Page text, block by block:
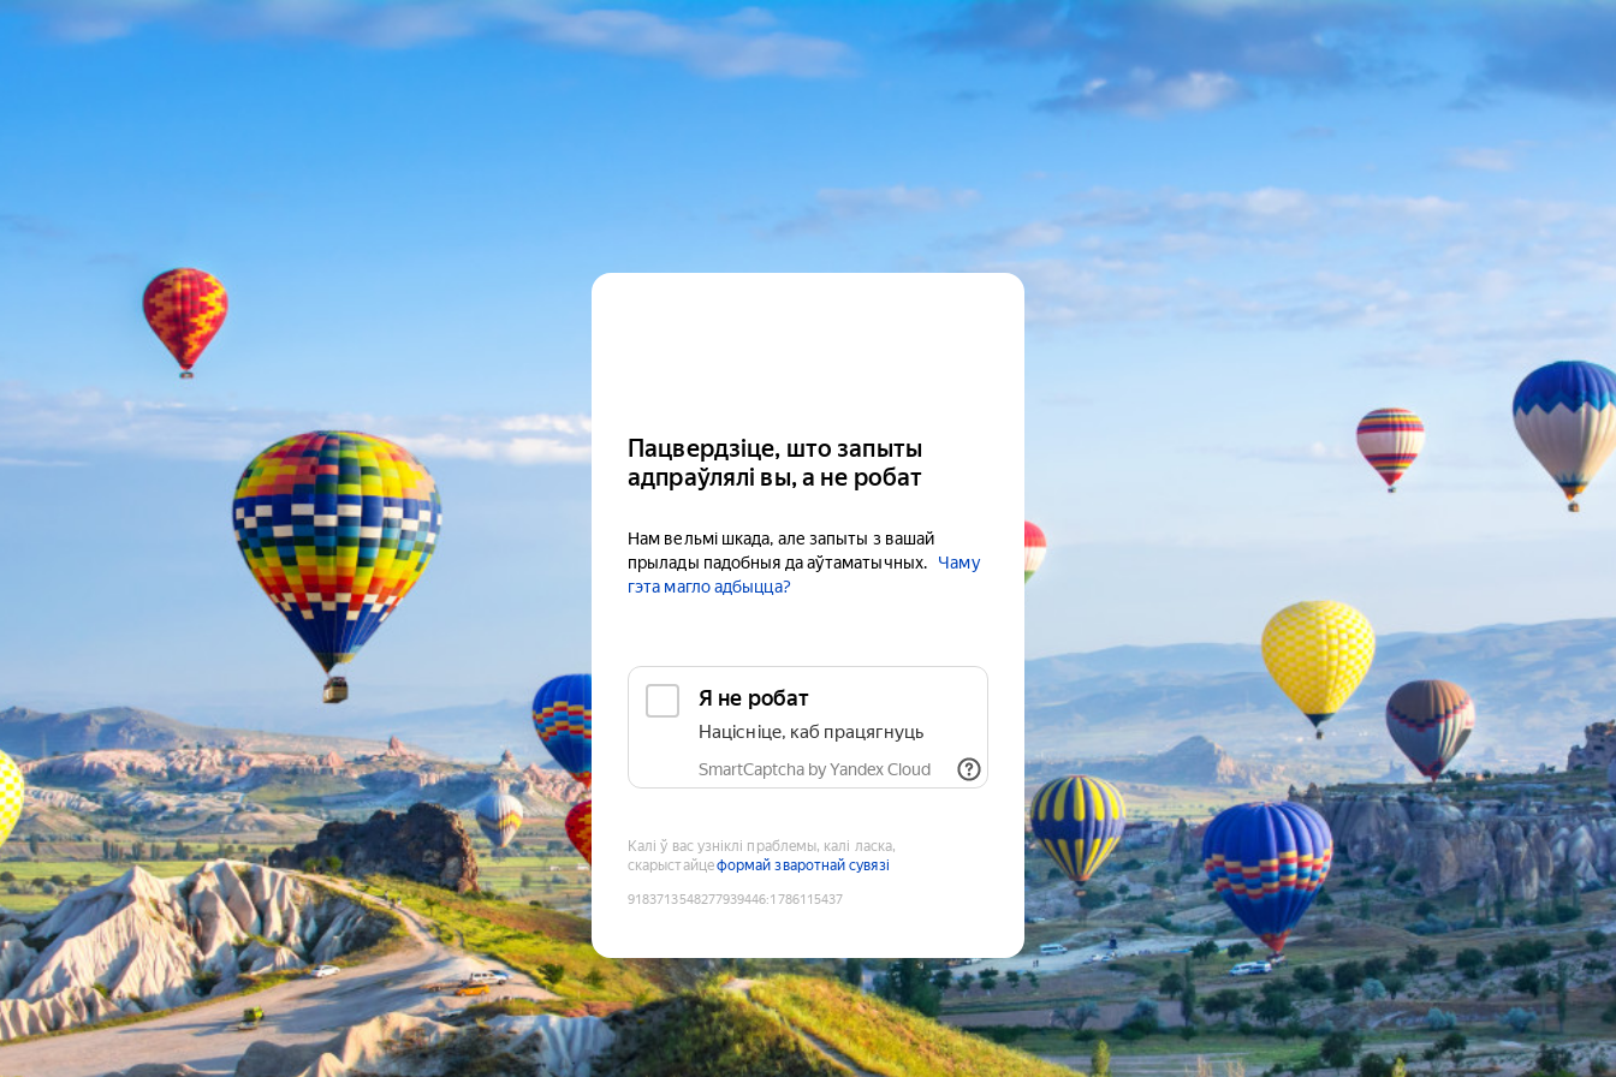
Пацвердзіце, што запыты
адпраўлялі вы, а не робат
Нам вельмі шкада, але запыты з вашай
прылады падобныя да аўтаматычных.
Чаму
гэта магло адбыцца?
Я не робат
Націсніце, каб працягнуць
SmartCaptcha by Yandex Cloud
Калі ў вас узніклі праблемы, калі ласка,
скарыстайцеформай зваротнай сувязі
9183713548277939446:1786115437